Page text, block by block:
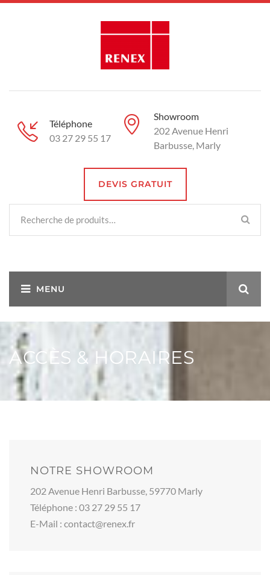
Téléphone
03 27 29 55 17
Showroom
202 Avenue Henri
Barbusse, Marly
DEVIS GRATUIT
ACCÈS & HORAIRES
NOTRE SHOWROOM
202 Avenue Henri Barbusse, 59770 Marly
Téléphone : 03 27 29 55 17
E-Mail : contact@renex.fr